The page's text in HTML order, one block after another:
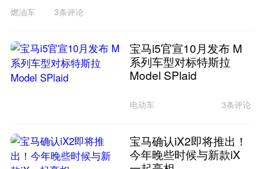
燃油车 3条评论
宝马i5官宣10月发布 M
系列车型对标特斯拉
Model SPlaid
电动车 3条评论
宝马确认iX2即将推出！
今年晚些时候与新款iX